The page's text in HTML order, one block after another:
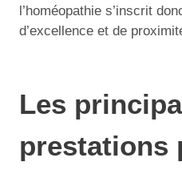
l’homéopathie s’inscrit
d’excellence et de
Les
prestations